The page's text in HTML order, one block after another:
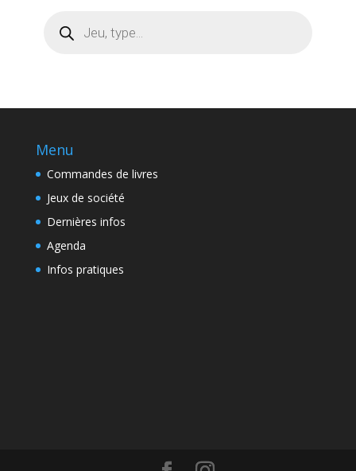
produits
Menu
Commandes de livres
Jeux de société
Dernières infos
Agenda
Infos pratiques